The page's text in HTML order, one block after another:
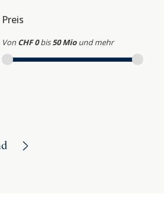
Preis
Von CHF 0 bis50 Mio und mehr